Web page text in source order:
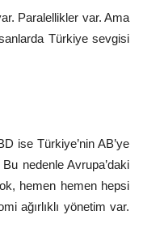
Paralellikler var. Ama
Türkiye sevgisi
ise Türkiye’nin AB’ye
nedenle Avrupa’daki
hemen hemen hepsi
ağırlıklı yönetim var.